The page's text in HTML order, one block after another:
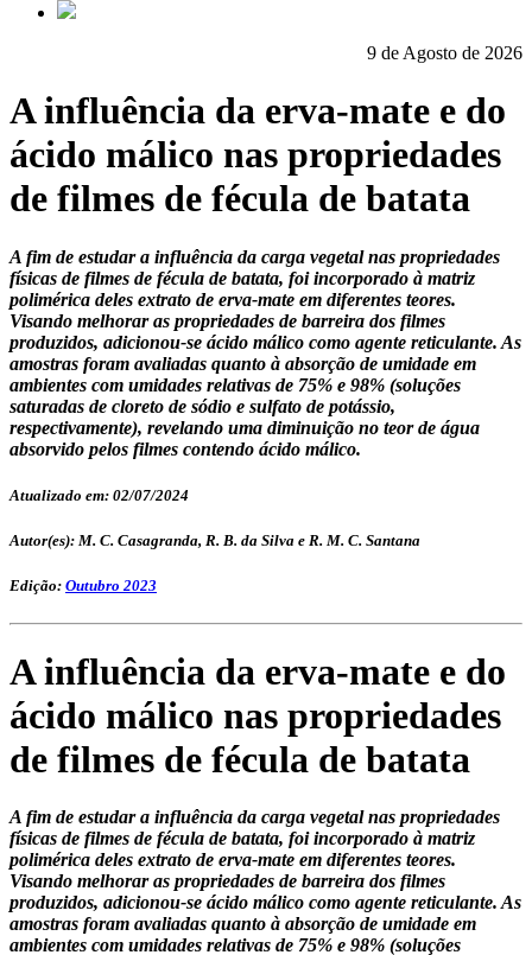
9 de Agosto de 2026
A influência da erva-mate e do
ácido málico nas propriedades
de filmes de fécula de batata
A fim de estudar a influência da carga vegetal nas propriedades
físicas de filmes de fécula de batata, foi incorporado à matriz
polimérica deles extrato de erva-mate em diferentes teores.
Visando melhorar as propriedades de barreira dos filmes
produzidos, adicionou-se ácido málico como agente reticulante. As
amostras foram avaliadas quanto à absorção de umidade em
ambientes com umidades relativas de 75% e 98% (soluções
saturadas de cloreto de sódio e sulfato de potássio,
respectivamente), revelando uma diminuição no teor de água
absorvido pelos filmes contendo ácido málico.
Atualizado em: 02/07/2024
Autor(es): M. C. Casagranda, R. B. da Silva e R. M. C. Santana
Edição: Outubro 2023
A influência da erva-mate e do
ácido málico nas propriedades
de filmes de fécula de batata
A fim de estudar a influência da carga vegetal nas propriedades
físicas de filmes de fécula de batata, foi incorporado à matriz
polimérica deles extrato de erva-mate em diferentes teores.
Visando melhorar as propriedades de barreira dos filmes
produzidos, adicionou-se ácido málico como agente reticulante. As
amostras foram avaliadas quanto à absorção de umidade em
ambientes com umidades relativas de 75% e 98% (soluções